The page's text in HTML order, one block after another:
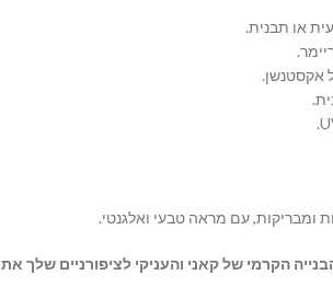
או תבנית.
אקסטנשן.
ומבריקות,עם מראה טבעי ואלגנטי.
הקרמי של קאני והעניקי לציפורניים שלך את